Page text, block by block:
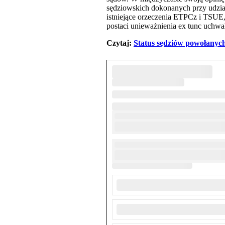
sędziowskich dokonanych przy
istniejące orzeczenia ETPCz i
postaci unieważnienia ex tunc
Czytaj: Status sędziów